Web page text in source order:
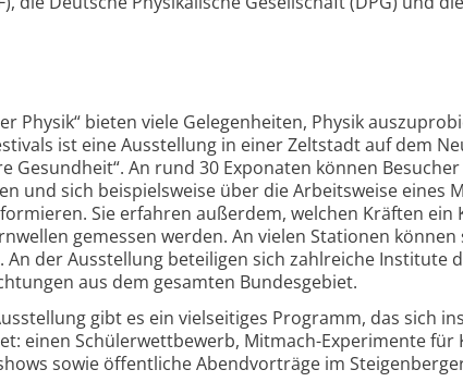
Physik“ bieten viele Gelegenheiten, Physik
ist eine Ausstellung in einer Zeltstadt auf dem
Gesundheit“. An rund 30 Exponaten können
und sich beispielsweise über die Arbeitsweise eines
Sie erfahren außerdem, welchen Kräften ein
gemessen werden. An vielen Stationen können
An der Ausstellung beteiligen sich zahlreiche Institute
aus dem gesamten Bundesgebiet.
gibt es ein vielseitiges Programm, das sich
einen Schülerwettbewerb, Mitmach-Experimente
sowie öffentliche Abendvorträge im